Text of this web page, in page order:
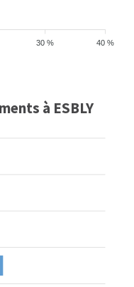
40 %
30 %
à ESBLY